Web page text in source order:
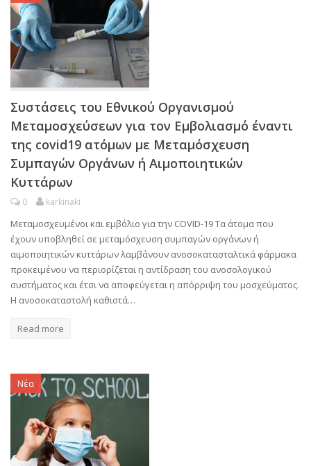
Συστάσεις του Εθνικού Οργανισμού
Μεταμοσχεύσεων για τον Εμβολιασμό έναντι
της covid19 ατόμων με Μεταμόσχευση
Συμπαγών Οργάνων ή Αιμοποιητικών
Κυττάρων
0 karkinaki
Μεταμοσχευμένοι και εμβόλιο για την COVID-19 Τα άτομα που
έχουν υποβληθεί σε μεταμόσχευση συμπαγών οργάνων ή
αιμοποιητικών κυττάρων λαμβάνουν ανοσοκατασταλτικά φάρμακα
προκειμένου να περιορίζεται η αντίδραση του ανοσολογικού
συστήματος και έτσι να αποφεύγεται η απόρριψη του μοσχεύματος.
Η ανοσοκαταστολή καθιστά…
Read more
Νέα